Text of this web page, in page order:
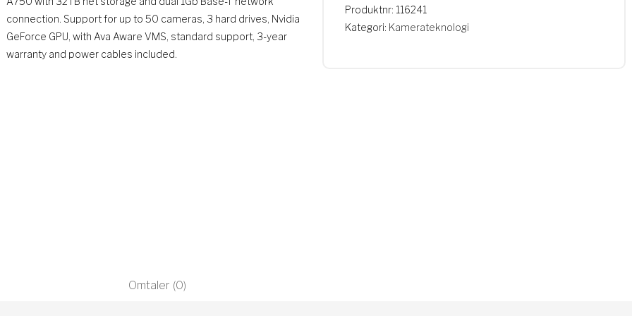
connection. Support for up to 50 cameras, 3 hard drives, Nvidia
GeForce GPU, with Ava Aware VMS, standard support, 3-year
warranty and power cables included.
Produktnr: 116241
Kategori: Kamerateknologi
Omtaler (0)